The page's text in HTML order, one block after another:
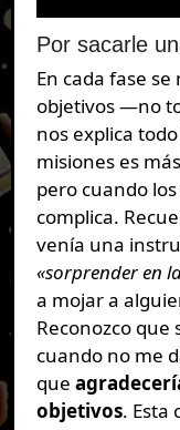
Por sacarle
En cada fase
objetivos —no
nos explica
misiones es
pero cuando
complica.
venía una
«sorprender en
a mojar a
Reconozco que
cuando no me
que
objetivos. Esta